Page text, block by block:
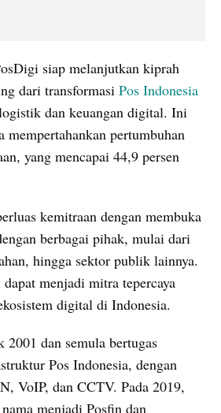
siap melanjutkan kiprah
dari transformasi Pos Indonesia
dan keuangan digital. Ini
mempertahankan pertumbuhan
yang mencapai 44,9 persen
kemitraan dengan membuka
berbagai pihak, mulai dari
hingga sektor publik lainnya.
menjadi mitra tepercaya
digital di Indonesia.
dan semula bertugas
Pos Indonesia, dengan
VoIP, dan CCTV. Pada 2019,
menjadi Posfin dan